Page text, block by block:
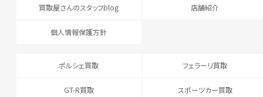
買取屋さんのスタッフblog 店舗紹介
個人情報保護方針
ポルシェ買取 フェラーリ買取
GT-R買取 スポーツカー買取